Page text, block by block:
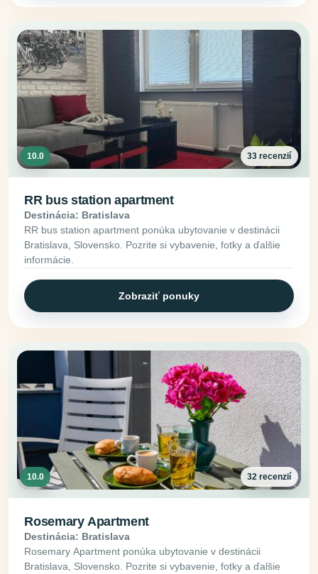
10.0 33 recenzií
RR bus station apartment
Destinácia: Bratislava
RR bus station apartment ponúka ubytovanie v destinácii
Bratislava, Slovensko. Pozrite si vybavenie, fotky a ďalšie
informácie.
Zobraziť ponuky
10.0 32 recenzií
Rosemary Apartment
Destinácia: Bratislava
Rosemary Apartment ponúka ubytovanie v destinácii
Bratislava, Slovensko. Pozrite si vybavenie, fotky a ďalšie